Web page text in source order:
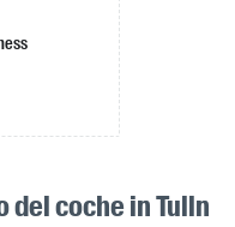
coche in Tulln